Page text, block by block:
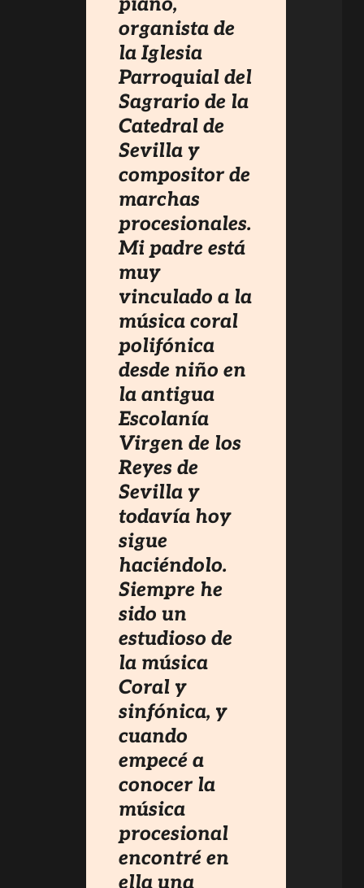
organista de
la Iglesia
Parroquial del
Sagrario de la
Catedral de
Sevilla y
compositor de
marchas
procesionales.
Mi padre está
muy
vinculado a la
música coral
polifónica
desde niño en
la antigua
Escolanía
Virgen de los
Reyes de
Sevilla y
todavía hoy
sigue
haciéndolo.
Siempre he
sido un
estudioso de
la música
Coral y
sinfónica, y
cuando
empecé a
conocer la
música
procesional
encontré en
ella una